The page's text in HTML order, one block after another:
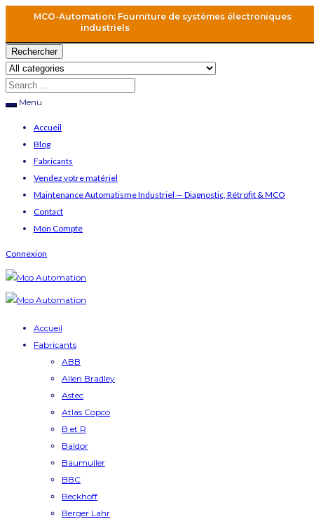
MCO-Automation: Fourniture de systèmes électroniques
industriels
Rechercher
Menu
Accueil
Blog
Fabricants
Vendez votre matériel
Maintenance Automatisme Industriel — Diagnostic, Rétrofit & MCO
Contact
Mon Compte
Connexion
Accueil
Fabricants
ABB
Allen Bradley
Astec
Atlas Copco
B et R
Baldor
Baumuller
BBC
Beckhoff
Berger Lahr